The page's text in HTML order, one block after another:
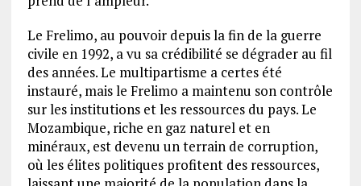
Le Frelimo, au pouvoir depuis la fin de la guerre
civile en 1992, a vu sa crédibilité se dégrader au fil
des années. Le multipartisme a certes été
instauré, mais le Frelimo a maintenu son contrôle
sur les institutions et les ressources du pays. Le
Mozambique, riche en gaz naturel et en
minéraux, est devenu un terrain de corruption,
où les élites politiques profitent des ressources,